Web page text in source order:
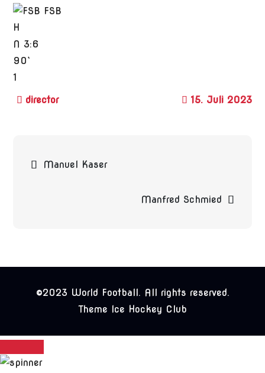
FSB
H
N 3:6
90`
1
15. Juli 2023
Beitragsnavigation
Manuel Kaser
Manfred Schmied
©2023 World Football. All rights reserved.
Theme Ice Hockey Club